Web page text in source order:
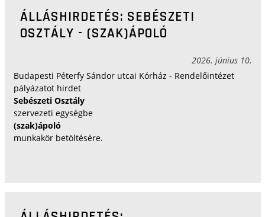
ÁLLÁSHIRDETÉS: SEBÉSZETI
OSZTÁLY - (SZAK)ÁPOLÓ
2026. június 10.
Budapesti Péterfy Sándor utcai Kórház - Rendelőintézet
pályázatot hirdet
Sebészeti Osztály
szervezeti egységbe
(szak)ápoló
munkakör betöltésére.